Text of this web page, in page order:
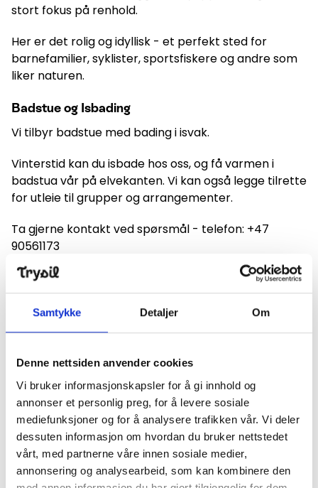
Samtykke Detaljer Om
Denne nettsiden anvender cookies
Vi bruker informasjonskapsler for å gi innhold og
annonser et personlig preg, for å levere sosiale
mediefunksjoner og for å analysere trafikken vår. Vi deler
dessuten informasjon om hvordan du bruker nettstedet
vårt, med partnerne våre innen sosiale medier,
annonsering og analysearbeid, som kan kombinere den
stort fokus på renhold.
Her er det rolig og idyllisk - et perfekt sted for
barnefamilier, syklister, sportsfiskere og andre som
liker naturen.
Badstue og Isbading
Vi tilbyr badstue med bading i isvak.
Vinterstid kan du isbade hos oss, og få varmen i
badstua vår på elvekanten. Vi kan også legge tilrette
for utleie til grupper og arrangementer.
Ta gjerne kontakt ved spørsmål - telefon: +47
90561173
For priser, se
Trysilelva Campings hjemmeside.
Finn frem
+
−